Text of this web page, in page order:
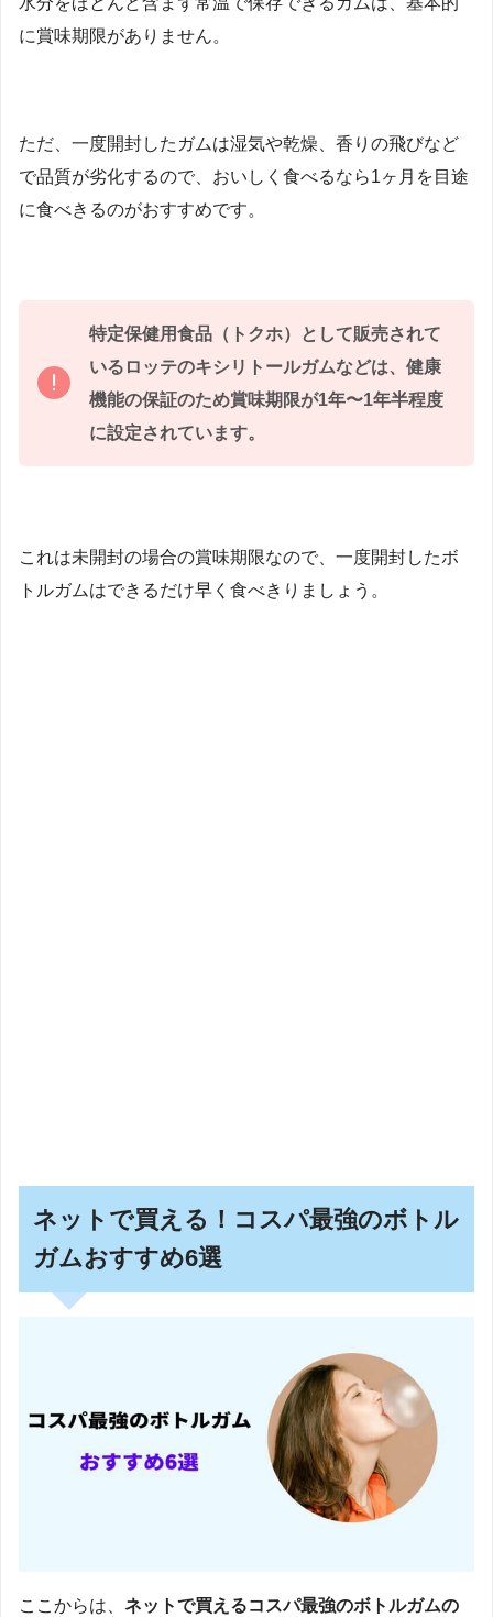
に賞味期限がありません。
ただ、一度開封したガムは湿気や乾燥、香りの飛びなど
で品質が劣化するので、おいしく食べるなら1ヶ月を目途
に食べきるのがおすすめです。
特定保健用食品（トクホ）として販売されて
いるロッテのキシリトールガムなどは、健康
機能の保証のため賞味期限が1年〜1年半程度
に設定されています。
これは未開封の場合の賞味期限なので、一度開封したボ
トルガムはできるだけ早く食べきりましょう。
ネットで買える！コスパ最強のボトル
ガムおすすめ6選
ここからは、 ネットで買えるコスパ最強のボトルガムの